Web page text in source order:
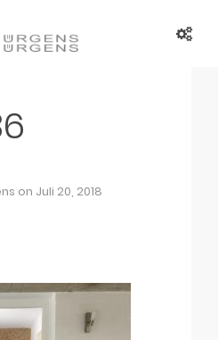
on Juli 20, 2018